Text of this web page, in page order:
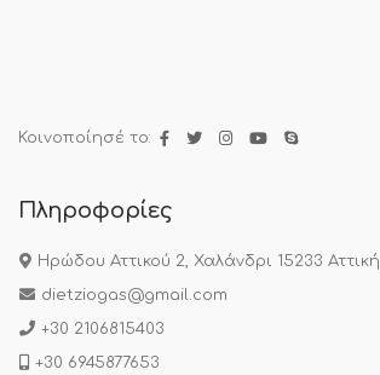
Κοινοποίησέ το:
Πληροφορίες
Ηρώδου Αττικού 2, Χαλάνδρι 15233 Αττική
dietziogas@gmail.com
+30 2106815403
+30 6945877653